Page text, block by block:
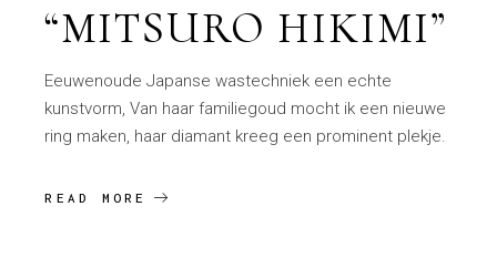
“MITSURO HIKIMI”
Eeuwenoude Japanse wastechniek een echte
kunstvorm, Van haar familiegoud mocht ik een nieuwe
ring maken, haar diamant kreeg een prominent plekje.
READ MORE